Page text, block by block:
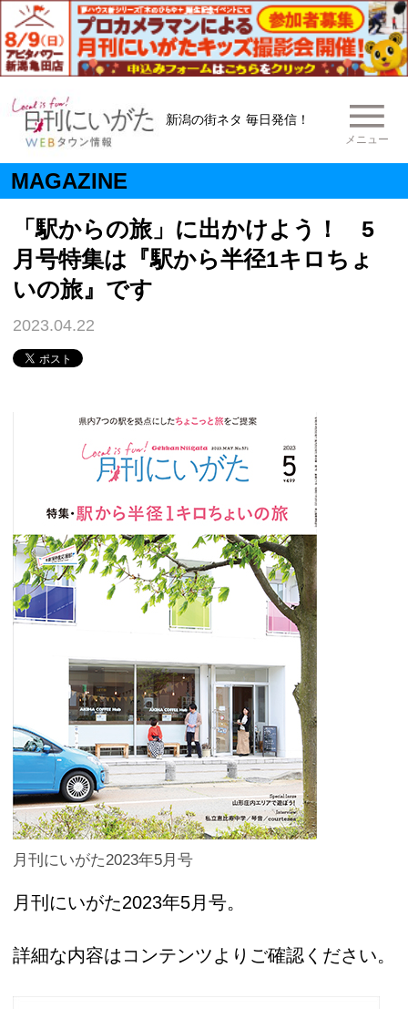
新潟の街ネタ 毎日発信！
メニュー
MAGAZINE
「駅からの旅」に出かけよう！ 5
月号特集は『駅から半径1キロちょ
いの旅』です
2023.04.22
月刊にいがた2023年5月号
月刊にいがた2023年5月号。
詳細な内容はコンテンツよりご確認ください。